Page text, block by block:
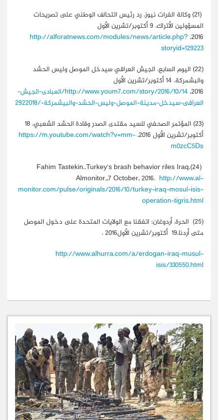
(21)
وكالة الفرات نيوز، رد رئيس التحالف الوطني على تصريحات
المسؤولين الأتراك، 9 أكتوبر/تشرين الأول
2016، http://alforatnews.com/modules/news/article.php?
storyid=129223
(22)
اليوم السابع، الجيش العراقي سيدخل الموصل وليس الحشد
والبشمركة، 14 أكتوبر/تشرين الأول
2016،
http://www.youm7.com/story/2016/10/14/العبادى-الجيش-
العراقى-سيدخل-مدينة-الموصل-وليس-الحشد-والبيشمركة-/2922018
(23)
المؤتمر الصحفي للسيد مقتدى الصدر وقادة الحشد الشعبي، 18
أكتوبر/تشرين الأول 2016،
https://m.youtube.com/watch?v=mm-
m0zcC5Ds
(24)
Fahim Tastekin..Turkey’s brash behavior riles Iraq.
Almonitor,,7 October, 2016. http://www.al-
monitor.com/pulse/originals/2016/10/turkey-iraq-mosul-isis-
operation-tigris.html
(25)
الحرة، أردوغان: اتفقنا مع الولايات المتحدة على دخول الموصل
متى أردنا،19 أكتوبر/تشرين الأول2016 ،
http://www.alhurra.com/a/erdogan-iraq-musul-
isis/330550.html